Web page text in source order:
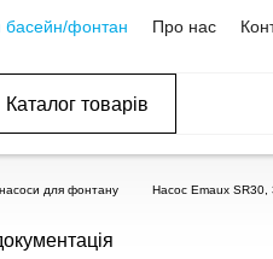
басейн/фонтан Про нас
Каталог товарів
для фонтану Насос Emaux SR30,